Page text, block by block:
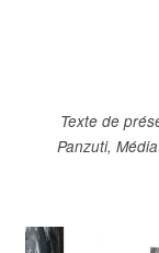
Texte de
Panzuti,